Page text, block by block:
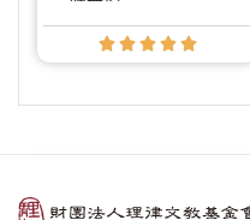
    